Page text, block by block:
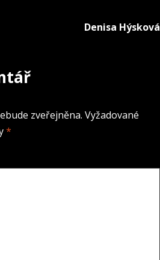
Denisa Hýsková
zveřejněna. Vyžadované
*